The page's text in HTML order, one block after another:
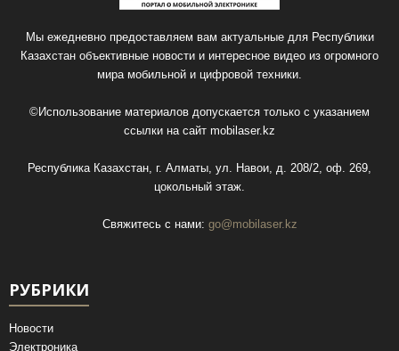
Мы ежедневно предоставляем вам актуальные для Республики
Казахстан объективные новости и интересное видео из огромного
мира мобильной и цифровой техники.
©Использование материалов допускается только с указанием
ссылки на сайт mobilaser.kz
Республика Казахстан, г. Алматы, ул. Навои, д. 208/2, оф. 269,
цокольный этаж.
Свяжитесь с нами: go@mobilaser.kz
РУБРИКИ
Новости
Электроника